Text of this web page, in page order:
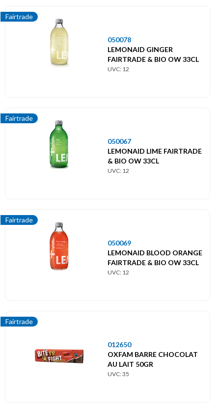
Fairtrade
050078
LEMONAID GINGER
FAIRTRADE & BIO OW 33CL
UVC: 12
Fairtrade
050067
LEMONAID LIME FAIRTRADE
& BIO OW 33CL
UVC: 12
Fairtrade
050069
LEMONAID BLOOD ORANGE
FAIRTRADE & BIO OW 33CL
UVC: 12
Fairtrade
012650
OXFAM BARRE CHOCOLAT
AU LAIT 50GR
UVC: 35